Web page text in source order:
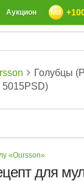
Аукцион
Голубцы
5015PSD)
«Oursson»
для